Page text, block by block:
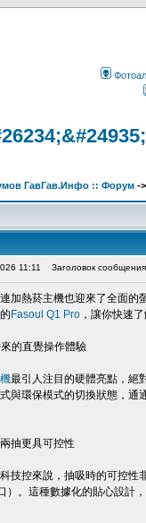
ГавГав.Инфо :: Форум -
11:11 Заголовок
加熱菸主機也迎來了全面
Fasoul Q1 Pro ，讓你快速
的直覺操作體驗
最引人注目的硬體亮點，絕
與環保模式的切換狀態，
抽更具可控性
技控來說，抽吸時的可控性
）。這種數據化的貼心設計